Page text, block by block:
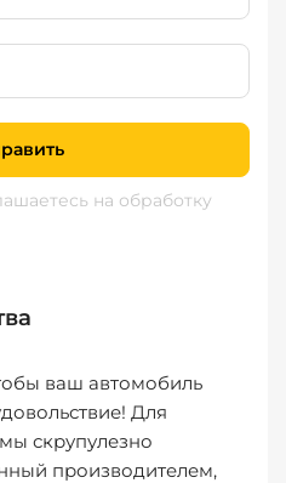
на обработку
ваш автомобиль
Для
скрупулезно
производителем,